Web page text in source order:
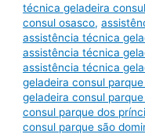
técnica geladeira
consul osasco,
assistência técnica
assistência técnica
assistência técnica
geladeira consul
geladeira consul
consul parque dos
consul parque são